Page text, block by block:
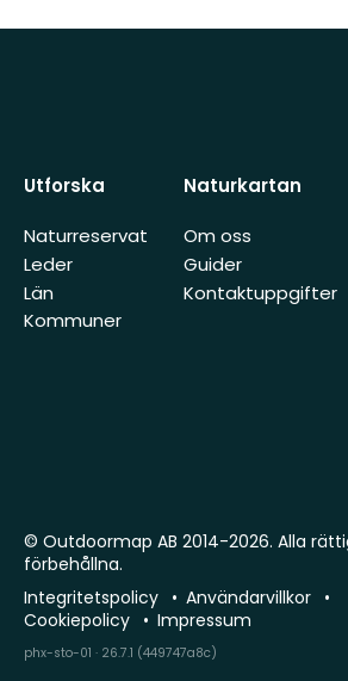
Utforska
Naturreservat
Leder
Län
Kommuner
Naturkartan
Om oss
Guider
Kontaktuppgifter
© Outdoormap AB 2014-2026. Alla
förbehållna.
Integritetspolicy
Användarvillkor
Cookiepolicy
Impressum
phx-sto-01 · 26.7.1 (449747a8c)